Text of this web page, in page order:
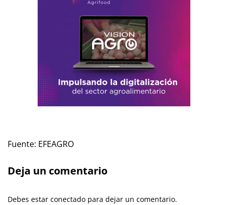
Fuente: EFEAGRO
Deja un comentario
Debes estar conectado para dejar un comentario.